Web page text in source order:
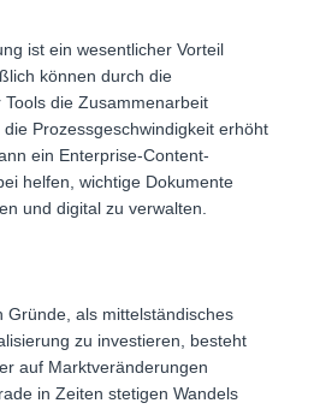
ist ein wesentlicher Vorteil
können durch die
die Zusammenarbeit
Prozessgeschwindigkeit erhöht
ein Enterprise-Content-
helfen, wichtige Dokumente
und digital zu verwalten.
Gründe, als mittelständisches
zu investieren, besteht
auf Marktveränderungen
in Zeiten stetigen Wandels